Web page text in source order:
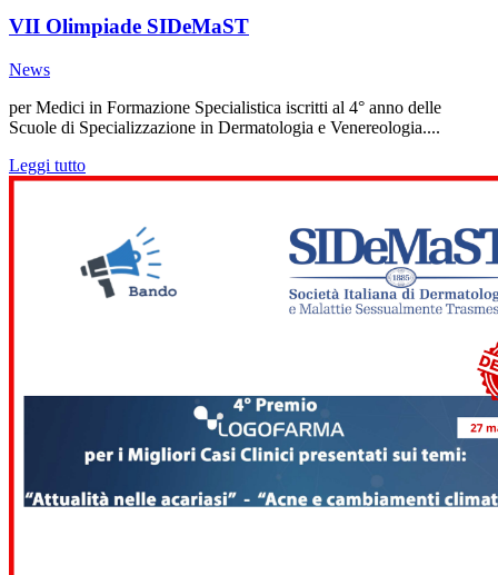
VII Olimpiade SIDeMaST
News
per Medici in Formazione Specialistica iscritti al 4° anno delle
Scuole di Specializzazione in Dermatologia e Venereologia....
Leggi tutto